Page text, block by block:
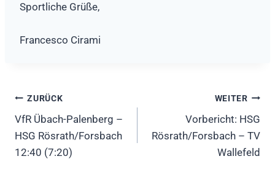
Sportliche Grüße,
Francesco Cirami
Beitragsnavigation
ZURÜCK
VfR Übach-Palenberg –
HSG Rösrath/Forsbach
12:40 (7:20)
WEITER
Vorbericht: HSG
Rösrath/Forsbach – TV
Wallefeld